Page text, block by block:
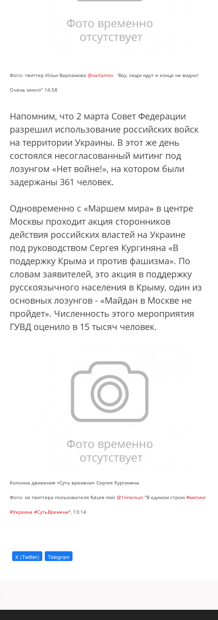
Фото: твиттер Ильи Варламова @varlamov "Вау, люди идут и конца не видно!
Очень много" 14:58
Напомним, что 2 марта Совет Федерации
разрешил использование российских войск
на территории Украины. В этот же день
состоялся несогласованный митинг под
лозунгом «Нет войне!», на котором были
задержаны 361 человек.
Одновременно с «Маршем мира» в центре
Москвы проходит акция сторонников
действия российских властей на Украине
под руководством Сергея Кургиняна «В
поддержку Крыма и против фашизма». По
словам заявителей, это акция в поддержку
русскоязычного населения в Крыму, один из
основных лозунгов - «Майдан в Москве не
пройдет». Численность этого мероприятия
ГУВД оценило в 15 тысяч человек.
Колонна движения «Суть времени» Сергея Кургиняна
Фото: из твиттера пользователя future noir @1nnersun "В едином строю #митинг
#Украина #СутьВремени", 13:14
X (Twitter) Telegram